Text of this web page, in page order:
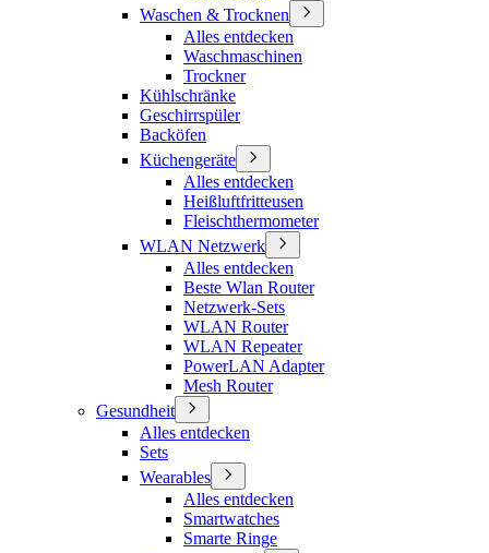
Waschen & Trocknen
Alles entdecken
Waschmaschinen
Trockner
Kühlschränke
Geschirrspüler
Backöfen
Küchengeräte
Alles entdecken
Heißluftfritteusen
Fleischthermometer
WLAN Netzwerk
Alles entdecken
Beste Wlan Router
Netzwerk-Sets
WLAN Router
WLAN Repeater
PowerLAN Adapter
Mesh Router
Gesundheit
Alles entdecken
Sets
Wearables
Alles entdecken
Smartwatches
Smarte Ringe